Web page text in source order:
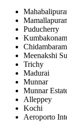
Puducherry
Kumbakonam
Chidambaram
Meenakshi
Trichy
Madurai
Munnar
Munnar
Alleppey
Kochi
Aeroporto